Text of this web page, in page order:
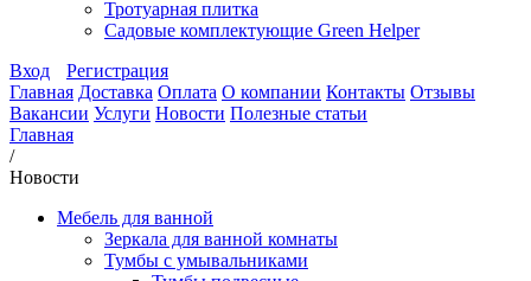
Тротуарная плитка
Садовые комплектующие Green Helper
Вход
Регистрация
Главная Доставка Оплата О компании Контакты Отзывы
Вакансии Услуги Новости Полезные статьи
Главная
/
Новости
Мебель для ванной
Зеркала для ванной комнаты
Тумбы с умывальниками